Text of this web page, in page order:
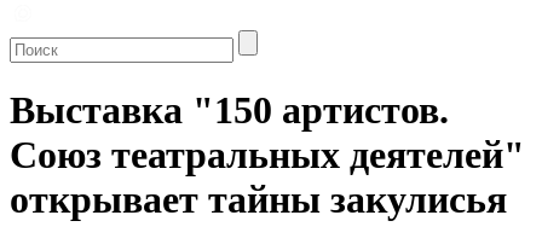
Выставка "150 артистов.
Союз театральных деятелей"
открывает тайны закулисья